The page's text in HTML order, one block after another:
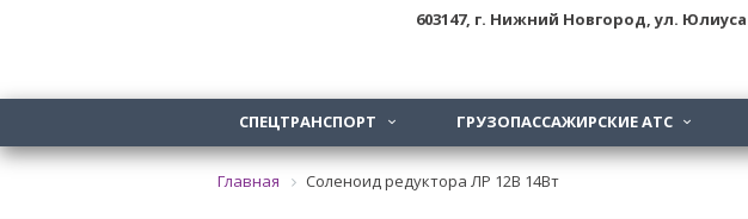
603147, г. Нижний Новгород,ул.
СПЕЦТРАНСПОРТ  ГРУЗОПАССАЖИРСКИЕ АТС 
Главная Соленоид редуктора ЛР 12В 14Вт